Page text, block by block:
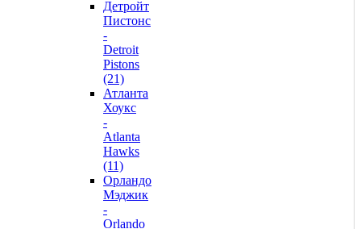
Детройт
Пистонс
-
Detroit
Pistons
(21)
Атланта
Хоукс
-
Atlanta
Hawks
(11)
Орландо
Мэджик
-
Orlando